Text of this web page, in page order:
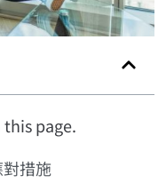
page.
措施